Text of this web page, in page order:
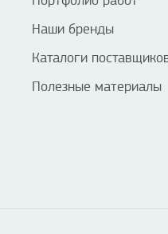
Наши бренды
Каталоги
Полезные материалы